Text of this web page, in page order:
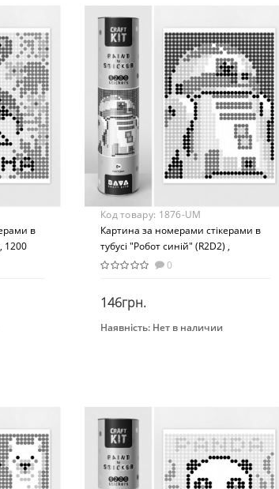
в
1200
Код товару: 1876-UM
Картина за номерами стікерами в
тубусі "Робот синій" (R2D2) ,
33х48см, 1200 стікерів. 1876
0
146грн.
Закінчився
Наявність: Нет в наличии
Возраст
От 8 лет
Материал
Картон